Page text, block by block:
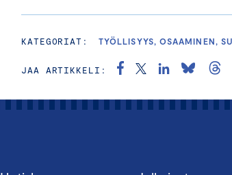
KATEGORIAT: TYÖLLISYYS, OSAAMINEN,
JAA ARTIKKELI: